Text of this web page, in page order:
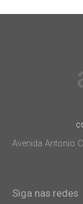
Avenida Antonio
Siga nas redes